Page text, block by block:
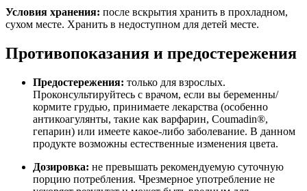
Условия хранения: после вскрытия хранить в прохладном,
сухом месте. Хранить в недоступном для детей месте.
Противопоказания и предостережения
Предостережения: только для взрослых.
Проконсультируйтесь с врачом, если вы беременны/
кормите грудью, принимаете лекарства (особенно
антикоагулянты, такие как варфарин, Coumadin®,
гепарин) или имеете какое-либо заболевание. В данном
продукте возможны естественные изменения цвета.
Дозировка: не превышать рекомендуемую суточную
порцию потребления. Чрезмерное употребление не